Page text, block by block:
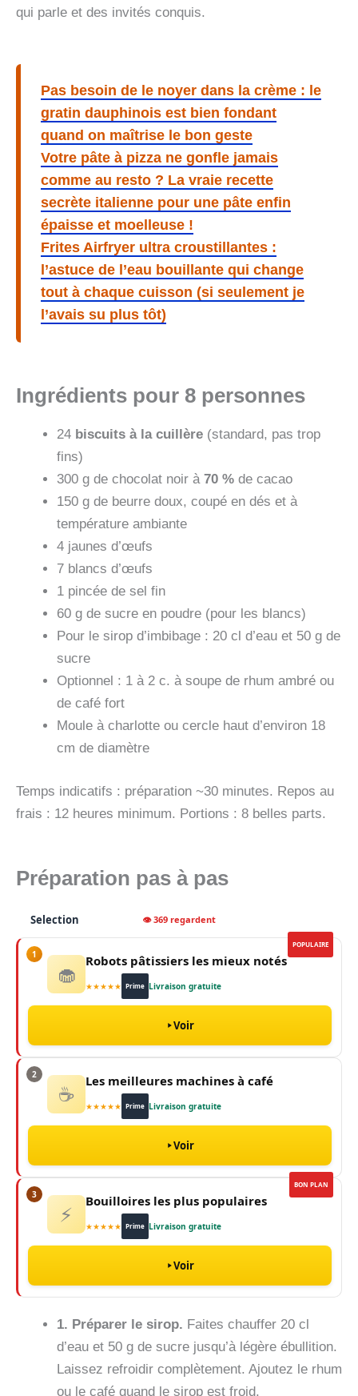
qui parle et des invités conquis.
Pas besoin de le noyer dans la crème : le
gratin dauphinois est bien fondant
quand on maîtrise le bon geste
Votre pâte à pizza ne gonfle jamais
comme au resto ? La vraie recette
secrète italienne pour une pâte enfin
épaisse et moelleuse !
Frites Airfryer ultra croustillantes :
l’astuce de l’eau bouillante qui change
tout à chaque cuisson (si seulement je
l’avais su plus tôt)
Ingrédients pour 8 personnes
24 biscuits à la cuillère (standard, pas trop
fins)
300 g de chocolat noir à 70 % de cacao
150 g de beurre doux, coupé en dés et à
température ambiante
4 jaunes d’œufs
7 blancs d’œufs
1 pincée de sel fin
60 g de sucre en poudre (pour les blancs)
Pour le sirop d’imbibage : 20 cl d’eau et 50 g de
sucre
Optionnel : 1 à 2 c. à soupe de rhum ambré ou
de café fort
Moule à charlotte ou cercle haut d’environ 18
cm de diamètre
Temps indicatifs : préparation ~30 minutes. Repos au
frais : 12 heures minimum. Portions : 8 belles parts.
Préparation pas à pas
Selection 👁 369 regardent
POPULAIRE
1
🧁 Robots pâtissiers les mieux notés
★★★★★ Prime Livraison gratuite
Voir
2
☕ Les meilleures machines à café
★★★★★ Prime Livraison gratuite
Voir
BON PLAN
3
⚡ Bouilloires les plus populaires
★★★★★ Prime Livraison gratuite
Voir
1. Préparer le sirop. Faites chauffer 20 cl
d’eau et 50 g de sucre jusqu’à légère ébullition.
Laissez refroidir complètement. Ajoutez le rhum
ou le café quand le sirop est froid.